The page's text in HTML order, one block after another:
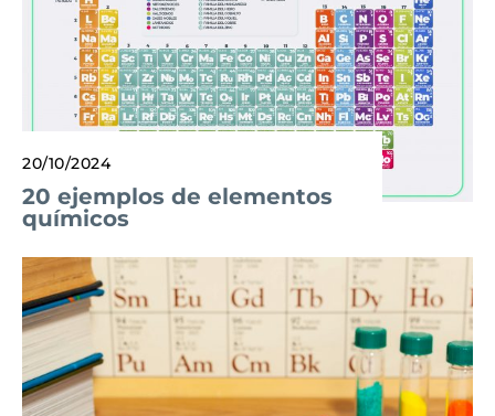
20/10/2024
20 ejemplos de elementos
químicos